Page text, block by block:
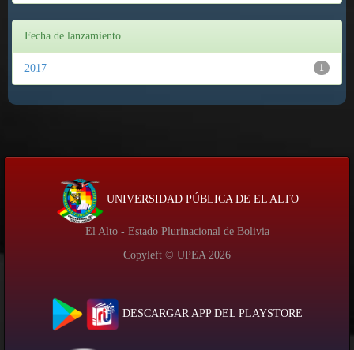
Fecha de lanzamiento
1
2017
UNIVERSIDAD PÚBLICA DE EL ALTO
El Alto - Estado Plurinacional de Bolivia
Copyleft © UPEA 2026
DESCARGAR APP DEL PLAYSTORE